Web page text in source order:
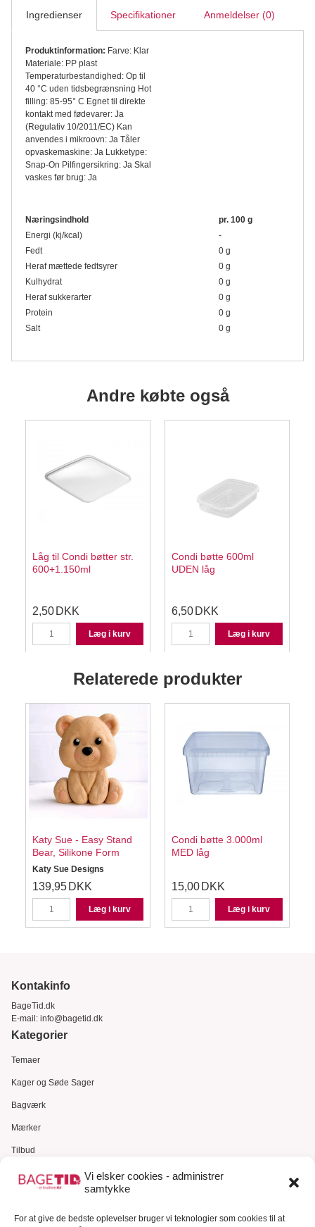
Vi elsker cookies - administrer
samtykke
For at give de bedste oplevelser bruger vi teknologier som cookies til at
Ingredienser Specifikationer Anmeldelser (0)
Produktinformation: Farve: Klar
Materiale: PP plast
Temperaturbestandighed: Op til
40 °C uden tidsbegrænsning Hot
filling: 85-95° C Egnet til direkte
kontakt med fødevarer: Ja
(Regulativ 10/2011/EC) Kan
anvendes i mikroovn: Ja Tåler
opvaskemaskine: Ja Lukketype:
Snap-On Pilfingersikring: Ja Skal
vaskes før brug: Ja
Næringsindhold
pr. 100 g
Energi (kj/kcal)
-
Fedt
0 g
Heraf mættede fedtsyrer
0 g
Kulhydrat
0 g
Heraf sukkerarter
0 g
Protein
0 g
Salt
0 g
Andre købte også
Låg til Condi bøtter str.
600+1.150ml
2,50 DKK
Læg i kurv
Condi bøtte 600ml
UDEN låg
6,50 DKK
Læg i kurv
Relaterede produkter
Katy Sue - Easy Stand
Bear, Silikone Form
Katy Sue Designs
139,95 DKK
Læg i kurv
Condi bøtte 3.000ml
MED låg
15,00 DKK
Læg i kurv
Kontakinfo
BageTid.dk
E-mail: info@bagetid.dk
Kategorier
Temaer
Kager og Søde Sager
Bagværk
Mærker
Tilbud
Gavekort
Kundeservice
Kundeservice